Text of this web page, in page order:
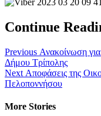
Continue
Previous Ανακοίνωση
Δήμου Τρίπολης
Next Αποφάσεις της
Πελοποννήσου
More Stories